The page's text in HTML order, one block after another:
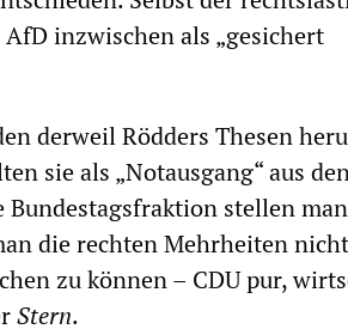
inzwischen als „gesichert
derweil Rödders Thesen
sie als „Notausgang“ aus
Bundestagsfraktion stellen
die rechten Mehrheiten
zu können – CDU pur,
Stern.